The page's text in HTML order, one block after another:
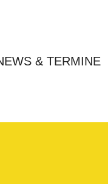
& TERMINE